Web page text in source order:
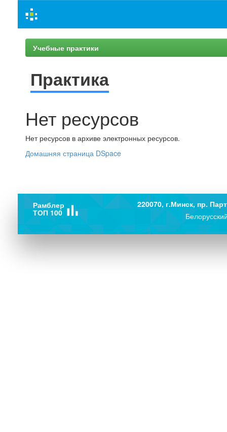
navigation
Учебные практики
Практика
Нет ресурсов
Нет ресурсов в архиве электронных ресурсов.
Домашняя страница DSpace
220070, г.Минск, пр.
bar_chart
Рамблер
ТОП 100